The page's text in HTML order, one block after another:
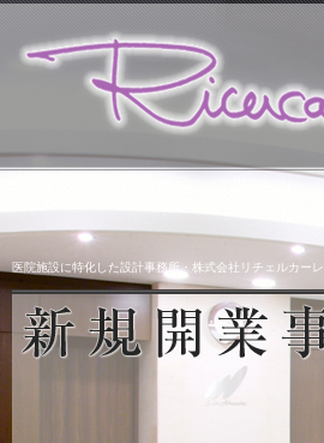
医院施設に特化した設計事務所・株式会社リチェルカー